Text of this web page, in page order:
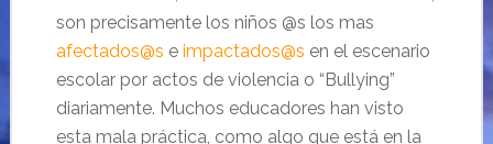
son precisamente los niños @s los mas
afectados@s e impactados@s en el escenario
escolar por actos de violencia o “Bullying”
diariamente. Muchos educadores han visto
esta mala práctica, como algo que está en la